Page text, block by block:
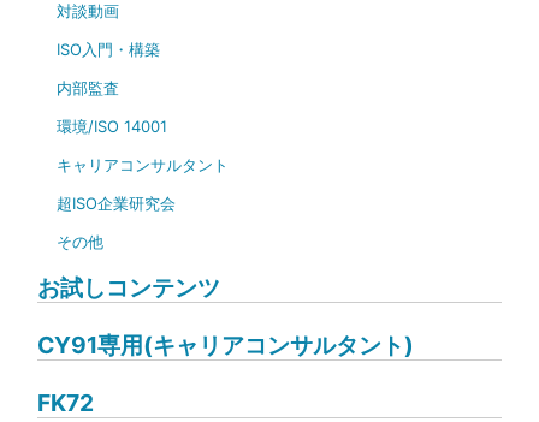
対談動画
ISO入門・構築
内部監査
環境/ISO 14001
キャリアコンサルタント
超ISO企業研究会
その他
お試しコンテンツ
CY91専用(キャリアコンサルタント)
FK72